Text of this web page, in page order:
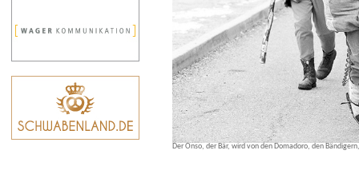
Der Onso, der Bär, wird von den Domadoro, den